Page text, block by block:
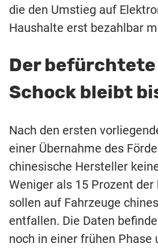
die den Umstieg auf
Haushalte erst bezahlbar
Der
Schock bleibt
Nach den ersten
einer Übernahme des
chinesische Hersteller
Weniger als 15 Prozent
sollen auf Fahrzeuge
entfallen. Die Daten
noch in einer frühen Phase